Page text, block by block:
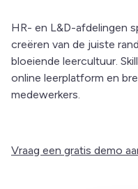
HR- en L&D-afdelingen
creëren van de juiste
bloeiende leercultuur.
online leerplatform en
medewerkers.
Vraag een gratis demo